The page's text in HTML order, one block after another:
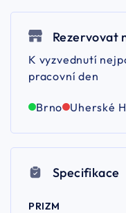
Rezervovat
K vyzvednutí
pracovní den
Brno Uherské
Specifikace
PRIZM